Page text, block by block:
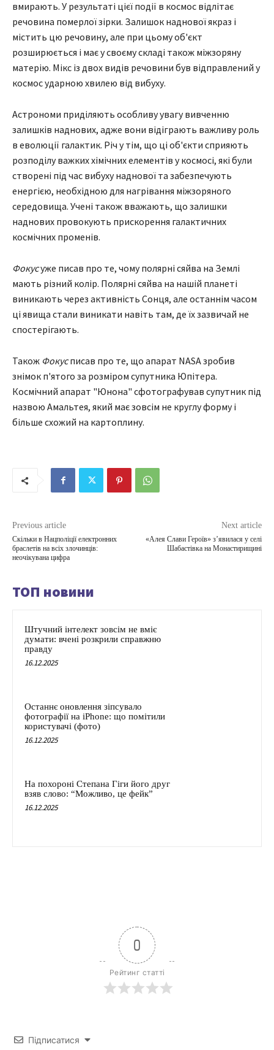
вмирають. У результаті цієї події в космос відлітає
речовина померлої зірки. Залишок наднової якраз і
містить цю речовину, але при цьому об'єкт
розширюється і має у своєму складі також міжзоряну
матерію. Мікс із двох видів речовини був відправлений у
космос ударною хвилею від вибуху.
Астрономи приділяють особливу увагу вивченню
залишків наднових, адже вони відіграють важливу роль
в еволюції галактик. Річ у тім, що ці об'єкти сприяють
розподілу важких хімічних елементів у космосі, які були
створені під час вибуху наднової та забезпечують
енергією, необхідною для нагрівання міжзоряного
середовища. Учені також вважають, що залишки
наднових провокують прискорення галактичних
космічних променів.
Фокусуже писав про те, чому полярні сяйва на Землі
мають різний колір. Полярні сяйва на нашій планеті
виникають через активність Сонця, але останнім часом
ці явища стали виникати навіть там, де їх зазвичай не
спостерігають.
Також Фокусписав про те, що апарат NASA зробив
знімок п'ятого за розміром супутника Юпітера.
Космічний апарат "Юнона" сфотографував супутник під
назвою Амальтея, який має зовсім не круглу форму і
більше схожий на картоплину.
Previous article
Скільки в Нацполіції електронних
браслетів на всіх злочинців:
неочікувана цифра
Next article
«Алея Слави Героїв» з’явилася у селі
Шабастівка на Монастирищині
ТОП новини
Штучний інтелект зовсім не вміє
думати: вчені розкрили справжню
правду
16.12.2025
Останнє оновлення зіпсувало
фотографії на iPhone: що помітили
користувачі (фото)
16.12.2025
На похороні Степана Гіги його друг
взяв слово: “Можливо, це фейк”
16.12.2025
0
Рейтинг статті
Підписатися